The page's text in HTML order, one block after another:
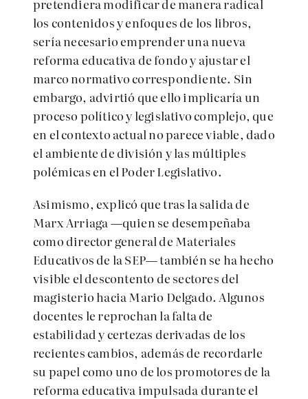
pretendiera modificar de manera radical
los contenidos y enfoques de los libros,
sería necesario emprender una nueva
reforma educativa de fondo y ajustar el
marco normativo correspondiente. Sin
embargo, advirtió que ello implicaría un
proceso político y legislativo complejo, que
en el contexto actual no parece viable, dado
el ambiente de división y las múltiples
polémicas en el Poder Legislativo.
Asimismo, explicó que tras la salida de
Marx Arriaga —quien se desempeñaba
como director general de Materiales
Educativos de la SEP— también se ha hecho
visible el descontento de sectores del
magisterio hacia Mario Delgado. Algunos
docentes le reprochan la falta de
estabilidad y certezas derivadas de los
recientes cambios, además de recordarle
su papel como uno de los promotores de la
reforma educativa impulsada durante el